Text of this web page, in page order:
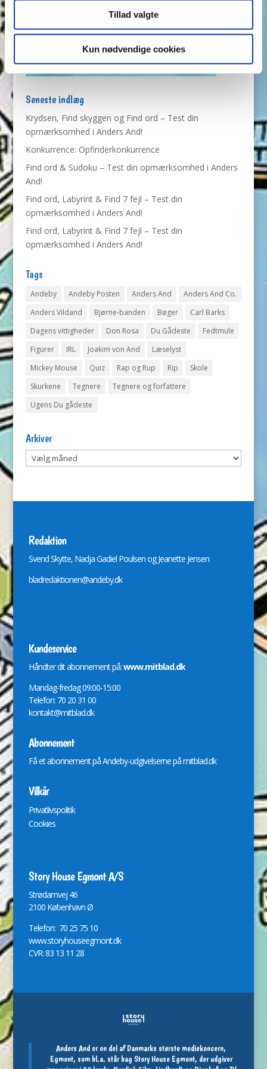
Tillad valgte
Kun nødvendige cookies
Seneste indlæg
Krydsen, Find skyggen og Find ord – Test din
opmærksomhed i Anders And!
Konkurrence: Opfinderkonkurrence
Find ord & Sudoku – Test din opmærksomhed i Anders
And!
Find ord, Labyrint & Find 7 fejl – Test din
opmærksomhed i Anders And!
Find ord, Labyrint & Find 7 fejl – Test din
opmærksomhed i Anders And!
Tags
Andeby Andeby Posten Anders And
Anders And Co.
Anders Vildand
Bjørne-banden Bøger
Carl Barks
Dagens vittigheder
Don Rosa Du Gådeste
Fedtmule
Figurer
IRL Joakim von And
Læselyst
Mickey Mouse
Quiz Rap og Rup Rip
Skole
Skurkene
Tegnere
Tegnere og forfattere
Ugens Du gådeste
Arkiver
Arkiver
Redaktion
Svend Skytte, Nadja Gadiel Poulsen og Jeanette Jensen
bladredaktionen@andeby.dk
Kundeservice
Håndter dit abonnement på:www.mitblad.dk
Mandag-fredag 09:00-15:00
Telefon: 70 20 31 00
kontakt@mitblad.dk
Abonnement
Få et abonnement på Andeby-udgivelserne påmitblad.dk
Vilkår
Privatlivspolitik
Cookies
Story House Egmont A/S
Strødamvej 46
2100 København Ø
Telefon: 70 25 75 10
www.storyhouseegmont.dk
CVR: 83 13 11 28
Anders And er en del af Danmarks største mediekoncern,
Egmont, som bl.a. står bag Story House Egmont, der udgiver